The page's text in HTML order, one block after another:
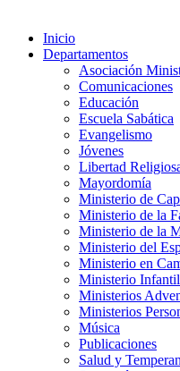
Inicio
Departamentos
Asociación
Comunicaciones
Educación
Escuela Sabática
Evangelismo
Jóvenes
Libertad
Mayordomía
Ministerio de
Ministerio de la
Ministerio de la
Ministerio del
Ministerio en
Ministerio
Ministerios
Ministerios
Música
Publicaciones
Salud y